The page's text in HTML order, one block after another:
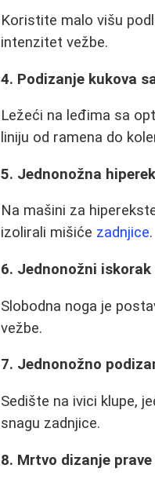
Koristite malo višu
intenzitet vežbe.
4. Podizanje kukova
Ležeći na leđima sa
liniju od ramena do
5. Jednonožna
Na mašini za
izolirali mišiće zadnjice.
6. Jednonožni iskorak
Slobodna noga je
vežbe.
7. Jednonožno
Sedište na ivici klupe,
snagu zadnjice.
8. Mrtvo dizanje prave